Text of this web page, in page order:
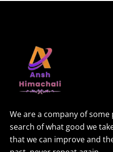
We are a company of some
search of what good we
that we can improve and